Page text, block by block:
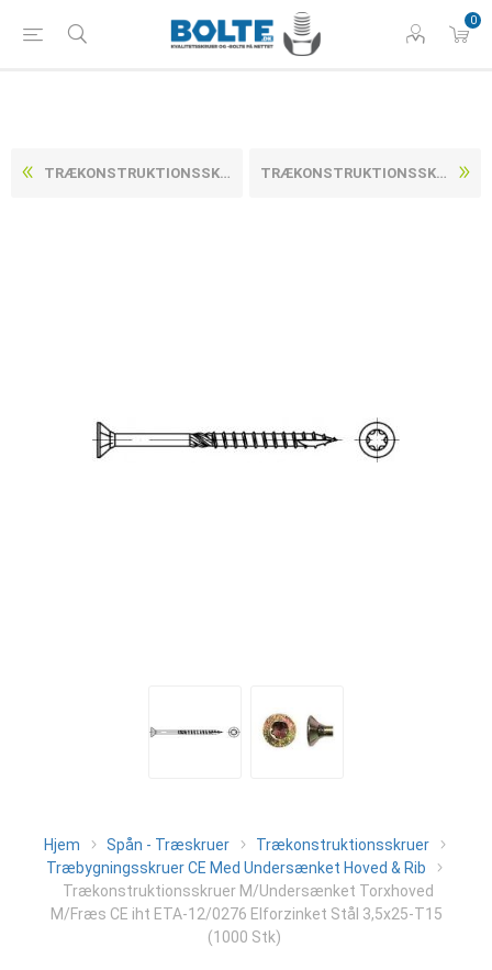
0
TRÆKONSTRUKTIONSSKRUER M/UNDERSÆNKET TORXHOVED M/FRÆS CE IHT ETA-12/0276 ELFORZINKET STÅL 3,5X20-T15 (1000 STK) TRÆKONSTRUKTIONSSKRUER M/UNDERSÆNKET TORXHOVED M/FRÆS CE IHT ETA-12/0276 ELFORZINKET STÅL 3,5X30-T15 (1000 STK)
Hjem Spån - Træskruer
Trækonstruktionsskruer
Træbygningsskruer CE Med Undersænket Hoved & Rib
Trækonstruktionsskruer M/Undersænket Torxhoved
M/Fræs CE iht ETA-12/0276 Elforzinket Stål 3,5x25-T15
(1000 Stk)